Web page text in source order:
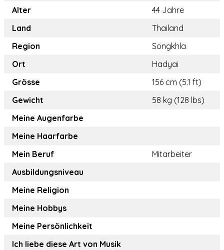
Alter
44 Jahre
Land
Thailand
Region
Songkhla
Ort
Hadyai
Grösse
156 cm (5.1 ft)
Gewicht
58 kg (128 lbs)
Meine Augenfarbe
Meine Haarfarbe
Mein Beruf
Mitarbeiter
Ausbildungsniveau
Meine Religion
Meine Hobbys
Meine Persönlichkeit
Ich liebe diese Art von Musik